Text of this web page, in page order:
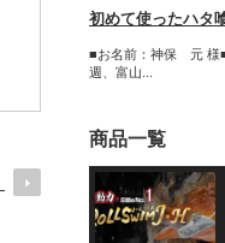
初めて使ったハタ
■お名前：神保 元 様
週、富山...
商品一覧